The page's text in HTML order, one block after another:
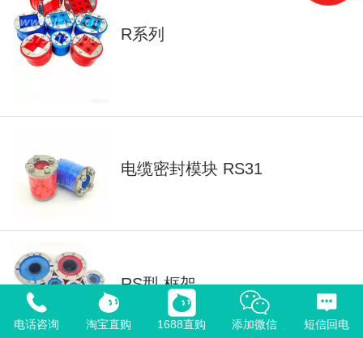
R系列
电缆密封模块 RS31
RS型 框架
电话咨询 淘宝直购 1688直购 添加微信 短信回电